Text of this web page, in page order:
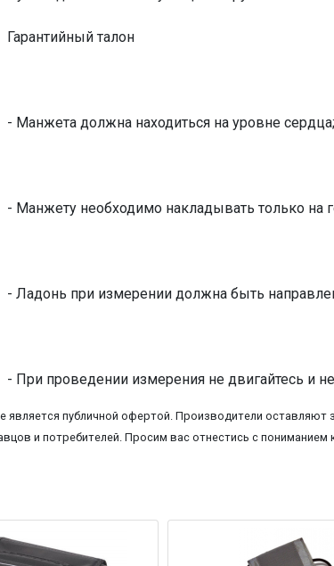
Гарантийный талон
- Манжета должна находиться на уровне сердца;
- Манжету необходимо накладывать только на
- Ладонь при измерении должна быть
- При проведении измерения не двигайтесь и
публичной офертой. Производители оставляют
и потребителей. Просим вас отнестись с пониманием